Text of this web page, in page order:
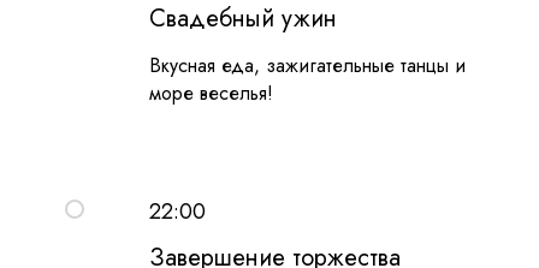
Свадебный ужин
Вкусная еда, зажигательные танцы и
море веселья!
22:00
Завершение торжества